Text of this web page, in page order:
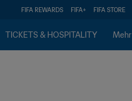
FIFA REWARDS FIFA+ FIFA STORE
TICKETS & HOSPITALITY Mehr